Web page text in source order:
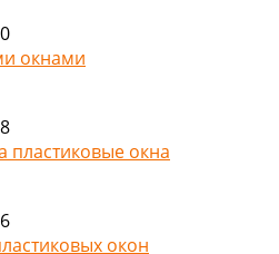
окнами
пластиковые окна
окон